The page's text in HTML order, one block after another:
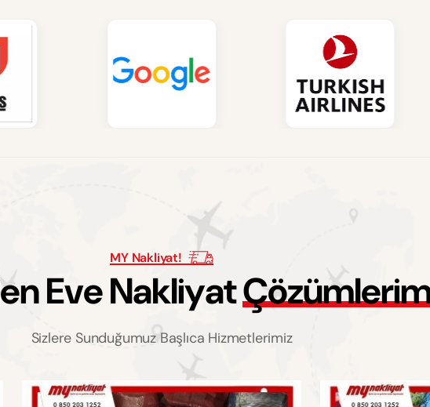
MY Nakliyat!
enEveNakliyatÇözümleri
Sizlere Sunduğumuz Başlıca Hizmetlerimiz